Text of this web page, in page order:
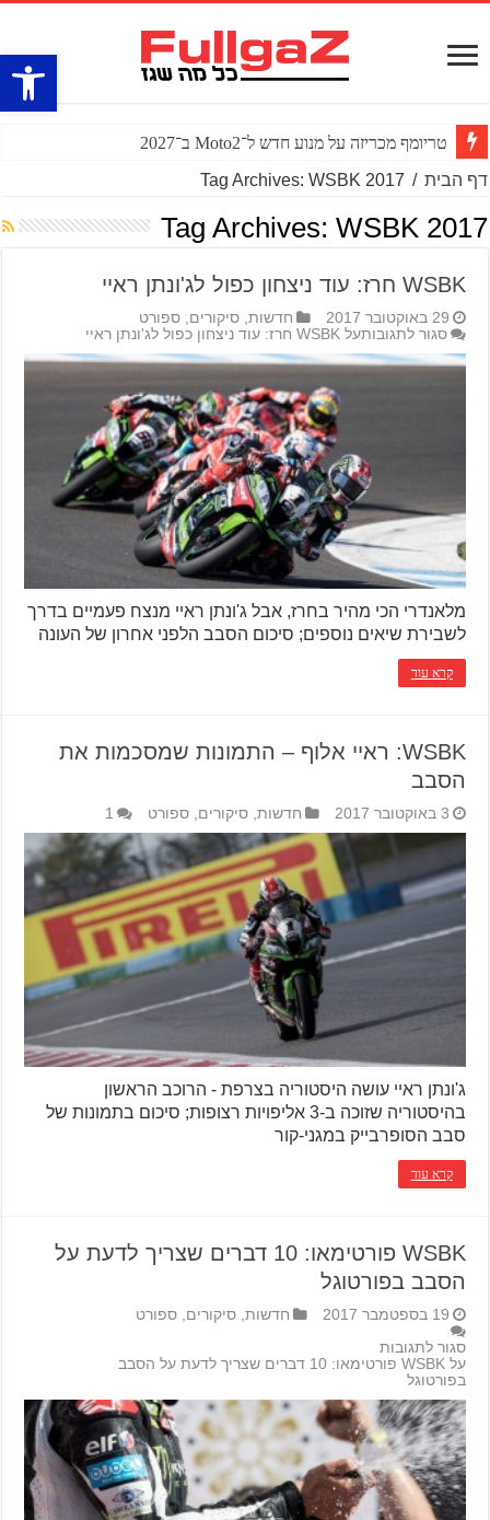
פתח
טריומף מכריזה על מנוע חדש ל־Moto2 ב־2027
דף הבית /
Tag Archives: WSBK 2017
Tag Archives: WSBK 2017
WSBK חרז: עוד ניצחון כפול לג'ונתן ראיי
29 באוקטובר 2017 חדשות ,סיקורים ,ספורט
סגור לתגובותעל WSBK חרז: עוד ניצחון כפול לג'ונתן ראיי
מלאנדרי הכי מהיר בחרז, אבל ג'ונתן ראיי מנצח פעמיים בדרך
לשבירת שיאים נוספים; סיכום הסבב הלפני אחרון של העונה
קרא עוד
WSBK: ראיי אלוף – התמונות שמסכמות את
הסבב
3 באוקטובר 2017 חדשות ,סיקורים ,ספורט 1
ג'ונתן ראיי עושה היסטוריה בצרפת - הרוכב הראשון
בהיסטוריה שזוכה ב-3 אליפויות רצופות; סיכום בתמונות של
סבב הסופרבייק במגני-קור
קרא עוד
WSBK פורטימאו: 10 דברים שצריך לדעת על
הסבב בפורטוגל
19 בספטמבר 2017 חדשות,סיקורים,ספורט
סגור לתגובות
על WSBK פורטימאו: 10 דברים שצריך לדעת על הסבב
בפורטוגל